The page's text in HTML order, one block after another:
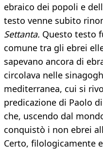
ebraico dei popoli e
testo venne subito
Settanta. Questo testo
comune tra gli ebrei
sapevano ancora di
circolava nelle
mediterranea, cui si
predicazione di Paolo
che, uscendo dal
conquistò i non ebrei
Certo, filologicamente